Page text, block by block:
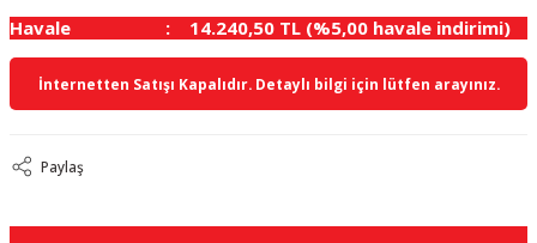
Havale 14.240,50 TL (%5,00 havale indirimi)
İnternetten Satışı Kapalıdır. Detaylı bilgi için lütfen arayınız.
Paylaş